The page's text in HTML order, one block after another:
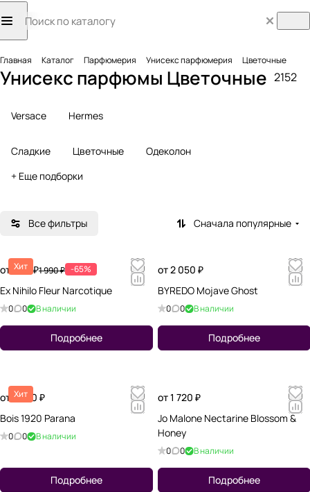
Главная Каталог Парфюмерия Унисекс парфюмерия Цветочные
Унисекс парфюмы Цветочные 2152
Versace Hermes
Сладкие Цветочные
Одеколон
+ Еще подборки
Все фильтры Сначала популярные
Хит
от 696 ₽1 990 ₽ -65%
Ex Nihilo Fleur Narcotique
0 0 В наличии
Подробнее
от 2 050 ₽
BYREDO Mojave Ghost
0 0 В наличии
Подробнее
Хит
от 1 600 ₽
Bois 1920 Parana
0 0 В наличии
Подробнее
от 1 720 ₽
Jo Malone Nectarine Blossom &
Honey
0 0 В наличии
Подробнее